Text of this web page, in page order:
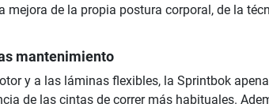
mejora de la propia postura corporal, de la
mantenimiento
y a las láminas flexibles, la Sprintbok
de las cintas de correr más habituales.